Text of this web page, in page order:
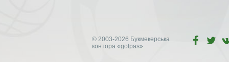
© 2003-2026 Букмекерська
контора «golpas»